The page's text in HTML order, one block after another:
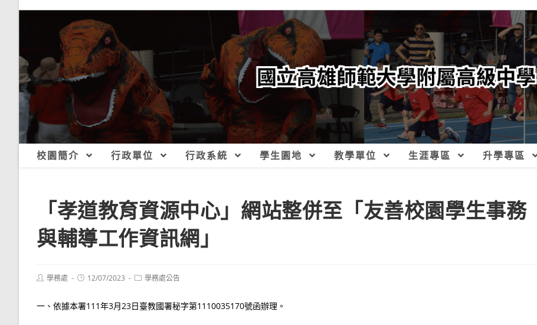
校園簡介 行政單位 行政系統 學生園地 教學單位 生涯專區 升學專區
「孝道教育資源中心」網站整併至「友善校園學生事務
與輔導工作資訊網」
Post學務處
Post12/07/2023
Post學務處公告
一、依據本署111年3月23日臺教國署秘字第1110035170號函辦理。